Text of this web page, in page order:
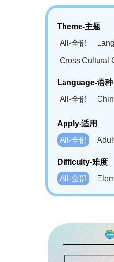
Theme-主题
All-全部
Cross Cultural
Language-语种
All-全部
Bahasa
Swahili(SW)-
Apply-适用
All-全部
Difficulty-难度
All-全部